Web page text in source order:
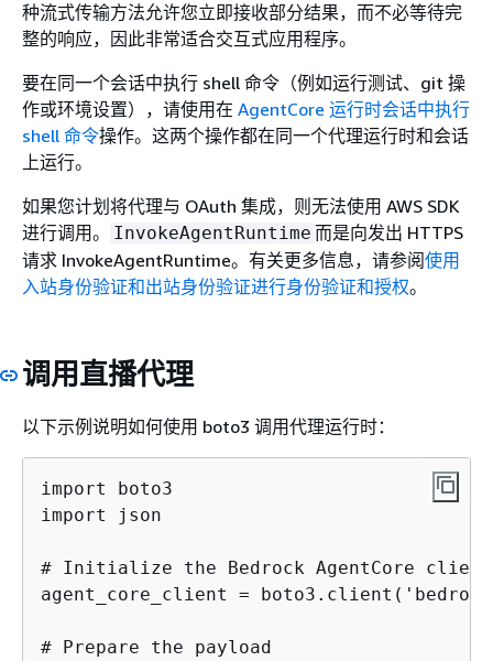
种流式传输方法允许您立即接收部分结果，而不必等待完
整的响应，因此非常适合交互式应用程序。
要在同一个会话中执行 shell 命令（例如运行测试、git 操
作或环境设置），请使用在 AgentCore 运行时会话中执行
shell 命令操作。这两个操作都在同一个代理运行时和会话
上运行。
如果您计划将代理与 OAuth 集成，则无法使用 AWS SDK
进行调用。
InvokeAgentRuntime 而是向发出 HTTPS
请求 InvokeAgentRuntime。有关更多信息，请参阅使用
入站身份验证和出站身份验证进行身份验证和授权。
调用直播代理
以下示例说明如何使用 boto3 调用代理运行时：
import boto3
import json
# Initialize the Bedrock AgentCore client
agent_core_client =
# Prepare the payload